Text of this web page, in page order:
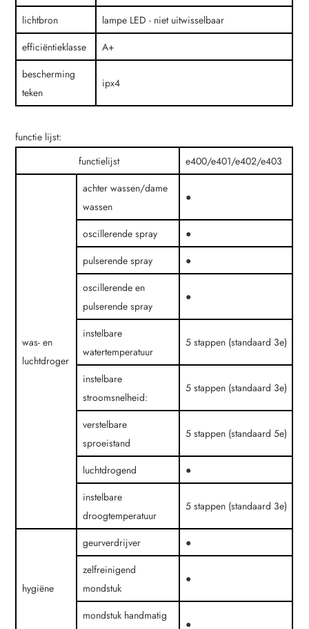
lichtbron
lampe LED - niet uitwisselbaar
efficiëntieklasse
A+
bescherming
teken
ipx4
functie lijst:
functielijst
e400/e401/e402/e403
was- en
luchtdroger
achter wassen/dame
wassen
●
oscillerende spray
●
pulserende spray
●
oscillerende en
pulserende spray
●
instelbare
watertemperatuur
5 stappen (standaard 3e)
instelbare
stroomsnelheid:
5 stappen (standaard 3e)
verstelbare
sproeistand
5 stappen (standaard 5e)
luchtdrogend
●
instelbare
droogtemperatuur
5 stappen (standaard 3e)
hygiëne
geurverdrijver
●
zelfreinigend
mondstuk
●
mondstuk handmatig
●